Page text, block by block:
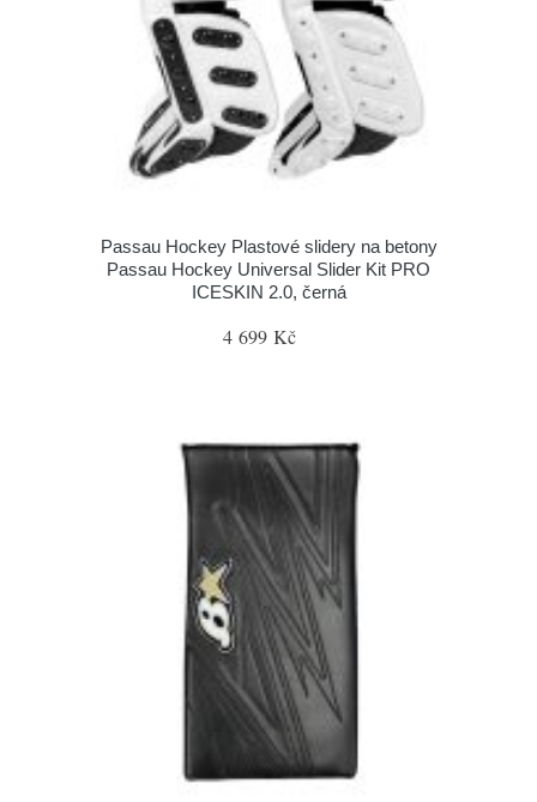
Passau Hockey Plastové slidery na betony
Passau Hockey Universal Slider Kit PRO
ICESKIN 2.0, černá
4 699 Kč